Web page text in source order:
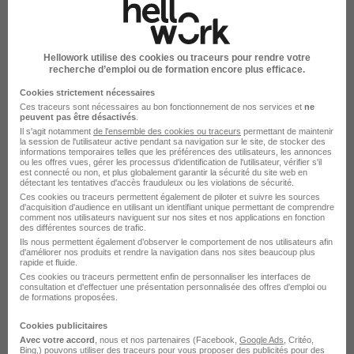
Stage en Maintenance Polyvalente de
Matériel Agricole H/F
Employeur à découvrir sur stages.ideo.bretagne.bzh
Plouguerneau - 29 Stage Temps partiel
Cette offre n’est plus disponible depuis le 11/06/26
Stage en Maintenance Polyvalente de
Matériel Agricole H/F
Employeur à découvrir sur stages.ideo.bretagne.bzh
Plouguerneau - 29 Stage Temps partiel
Hellowork utilise des cookies ou traceurs pour rendre votre
recherche d’emploi ou de formation encore plus efficace.
Cookies strictement nécessaires
Ces traceurs sont nécessaires au bon fonctionnement de nos services et ne
peuvent pas être désactivés
Il s'agit notamment de l'ensemble des cookies ou traceurs permettant de maintenir
la session de l'utilisateur active pendant sa navigation sur le site, de stocker des
informations temporaires telles que les préférences des utilisateurs, les annonces
ou les offres vues, gérer les processus d'identification de l'utilisateur, vérifier s'il
est connecté ou non, et plus globalement garantir la sécurité du site web en
détectant les tentatives d'accès frauduleux ou les violations de sécurité.
Ces cookies ou traceurs permettent également de piloter et suivre les sources
d'acquisition d'audience en utilisant un identifiant unique permettant de comprendre
comment nos utilisateurs naviguent sur nos sites et nos applications en fonction
des différentes sources de trafic.
Ils nous permettent également d’observer le comportement de nos utilisateurs afin
d'améliorer nos produits et rendre la navigation dans nos sites beaucoup plus
rapide et fluide.
Ces cookies ou traceurs permettent enfin de personnaliser les interfaces de
consultation et d'effectuer une présentation personnalisée des offres d'emploi ou
de formations proposées.
Cookies publicitaires
Avec votre accord , nous et nos partenaires (Facebook, Google Ads , Critéo,
Bing,) pouvons utiliser des traceurs pour vous proposer des publicités pour des